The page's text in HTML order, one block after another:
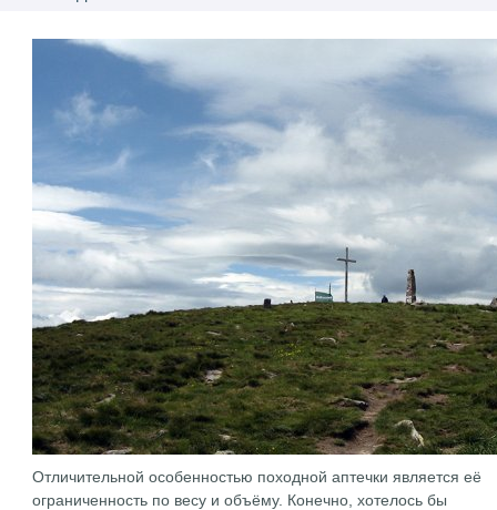
Отличительной особенностью походной аптечки является её
ограниченность по весу и объёму. Конечно, хотелось бы